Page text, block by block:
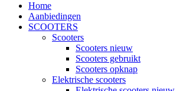
Home
Aanbiedingen
SCOOTERS
Scooters
Scooters nieuw
Scooters gebruikt
Scooters opknap
Elektrische scooters